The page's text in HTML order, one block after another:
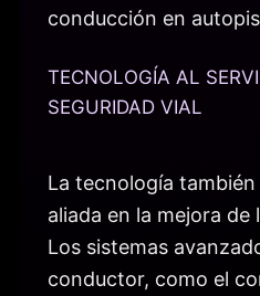
conducción en
TECNOLOGÍA AL
SEGURIDAD VIAL
La tecnología también
aliada en la mejora de
Los sistemas
conductor, como el